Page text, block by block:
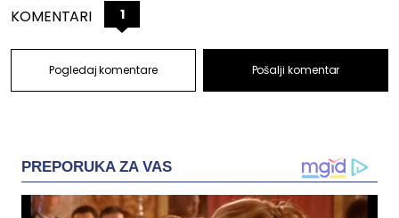
KOMENTARI 1
Pogledaj komentare Pošalji komentar
PREPORUKA ZA VAS